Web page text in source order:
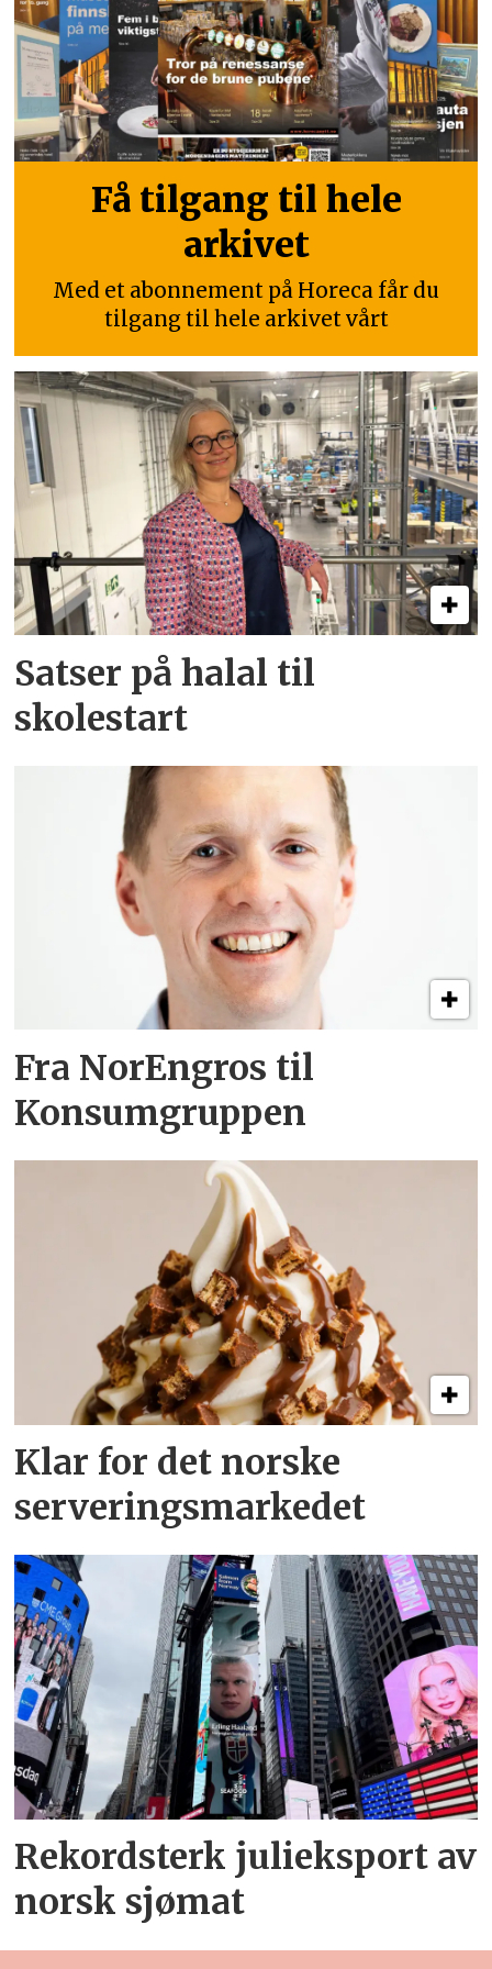
Få tilgang til hele
arkivet
Med et abonnement på Horeca får du
tilgang til hele arkivet vårt
Satser på halal til
skolestart
Fra NorEngros til
Konsumgruppen
Klar for det norske
serveringsmarkedet
Rekordsterk julieksport av
norsk sjømat